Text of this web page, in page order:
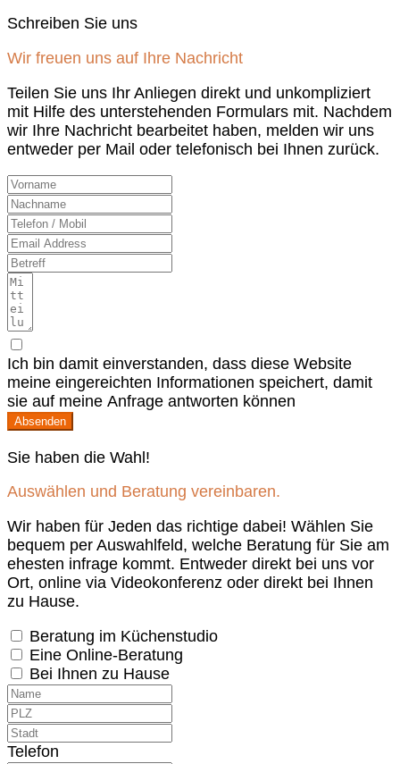
Schreiben Sie uns
Wir freuen uns auf Ihre Nachricht
Teilen Sie uns Ihr Anliegen direkt und unkompliziert
mit Hilfe des unterstehenden Formulars mit. Nachdem
wir Ihre Nachricht bearbeitet haben, melden wir uns
entweder per Mail oder telefonisch bei Ihnen zurück.
Ich bin damit einverstanden, dass diese Website
meine eingereichten Informationen speichert, damit
sie auf meine Anfrage antworten können
Absenden
Sie haben die Wahl!
Auswählen und Beratung vereinbaren.
Wir haben für Jeden das richtige dabei! Wählen Sie
bequem per Auswahlfeld, welche Beratung für Sie am
ehesten infrage kommt. Entweder direkt bei uns vor
Ort, online via Videokonferenz oder direkt bei Ihnen
zu Hause.
Beratung im Küchenstudio
Eine Online-Beratung
Bei Ihnen zu Hause
Telefon